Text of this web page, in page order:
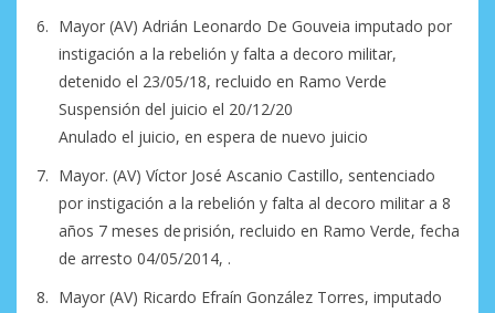
Mayor (AV) Adrián Leonardo De Gouveia imputado por
instigación a la rebelión y falta a decoro militar,
detenido el 23/05/18, recluido en Ramo Verde
Suspensión del juicio el 20/12/20
Anulado el juicio, en espera de nuevo juicio
Mayor. (AV) Víctor José Ascanio Castillo, sentenciado
por instigación a la rebelión y falta al decoro militar a 8
años 7 meses de prisión, recluido en Ramo Verde, fecha
de arresto 04/05/2014, .
Mayor (AV) Ricardo Efraín González Torres, imputado